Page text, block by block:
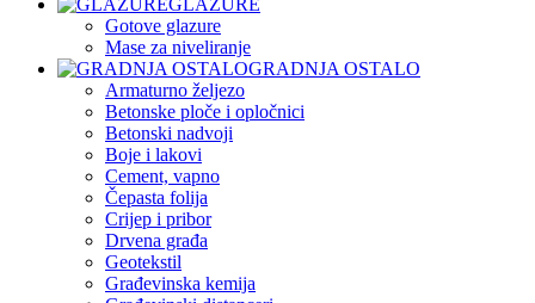
GLAZURE
Gotove glazure
Mase za niveliranje
GRADNJA OSTALO
Armaturno željezo
Betonske ploče i opločnici
Betonski nadvoji
Boje i lakovi
Cement, vapno
Čepasta folija
Crijep i pribor
Drvena građa
Geotekstil
Građevinska kemija